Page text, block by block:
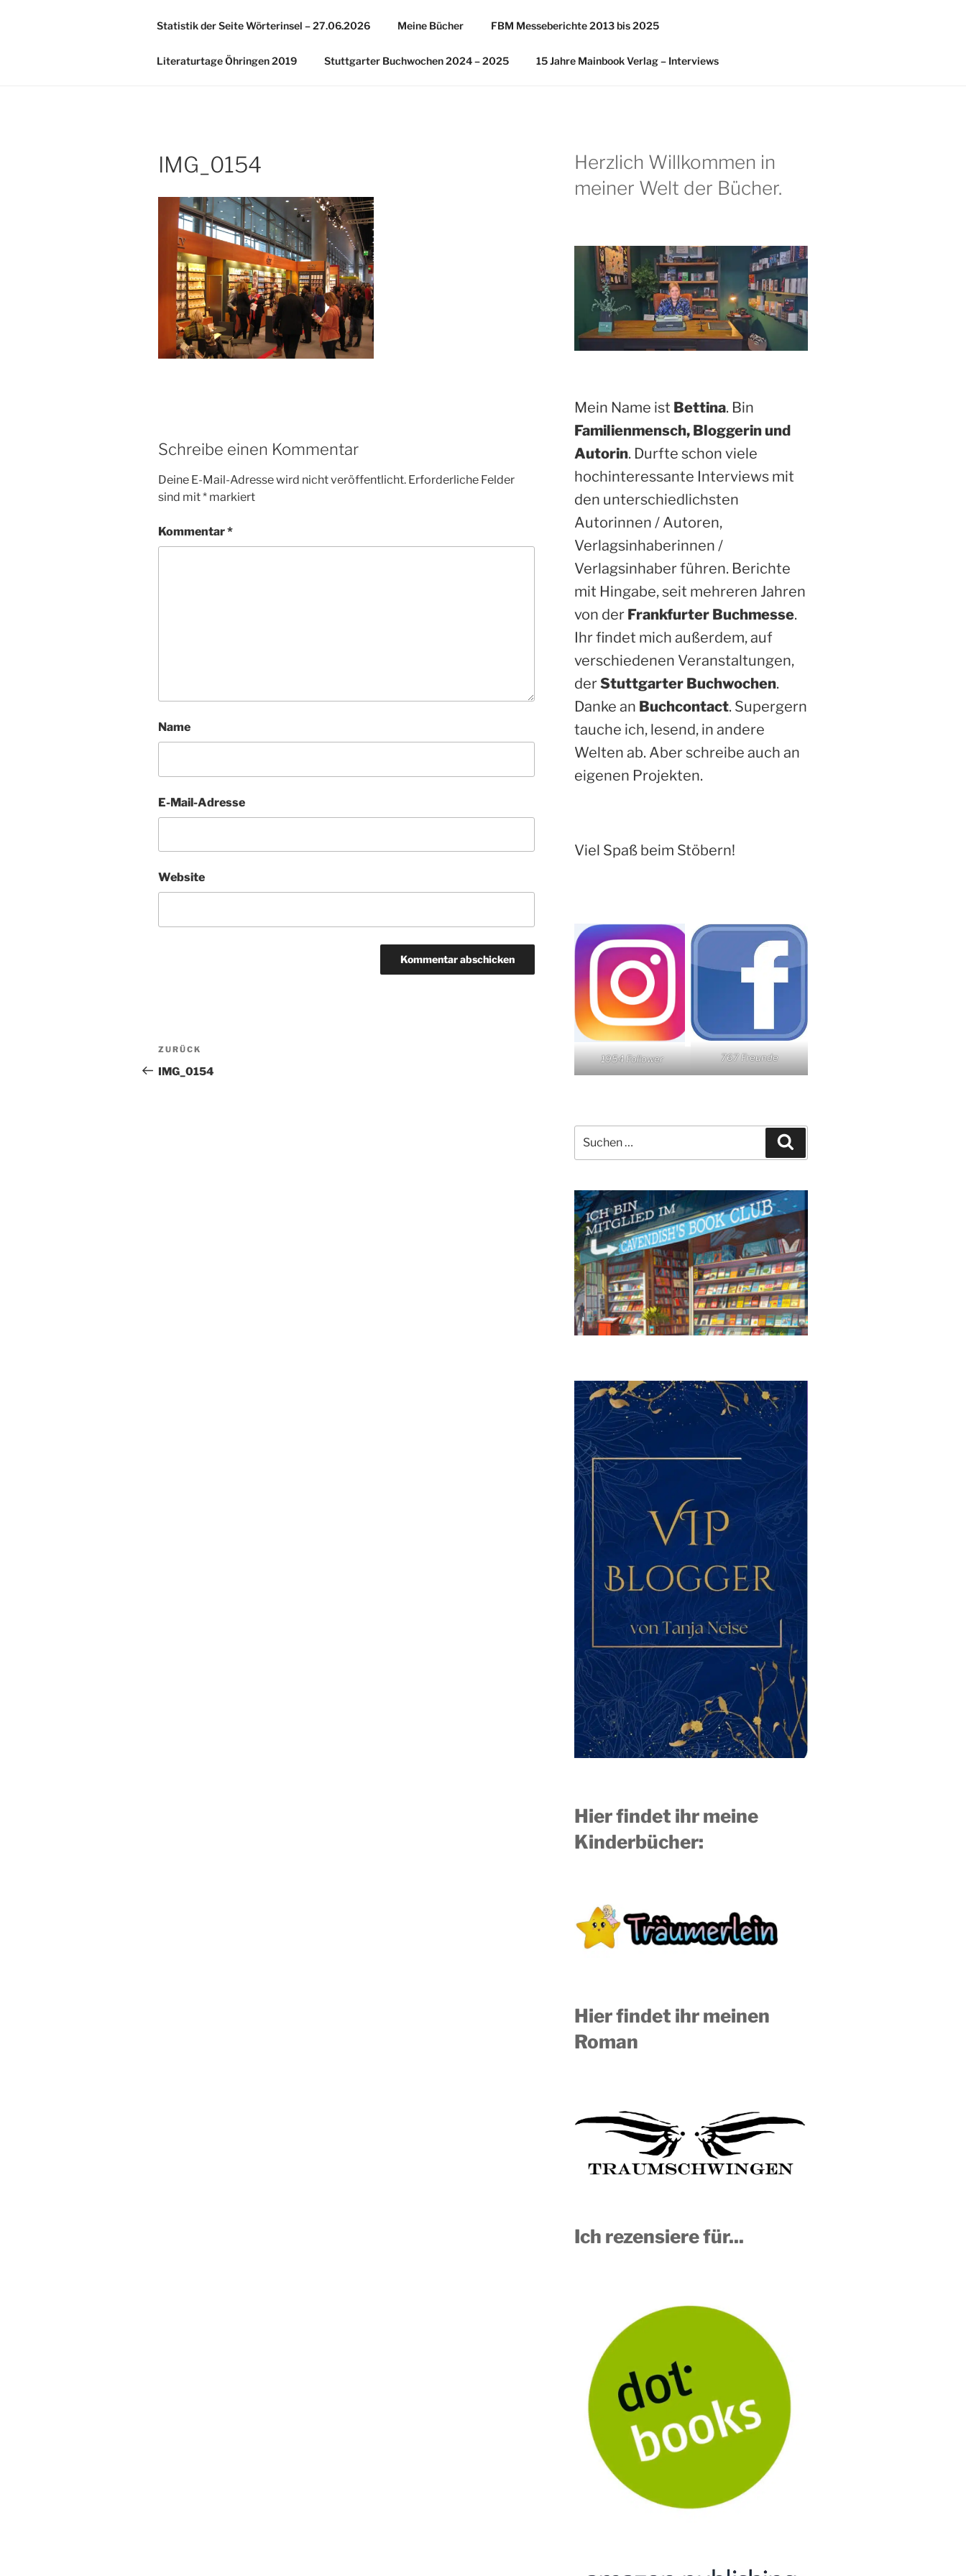
Statistik der Seite Wörterinsel – 27.06.2026 Meine Bücher FBM Messeberichte 2013 bis 2025
Literaturtage Öhringen 2019 Stuttgarter Buchwochen 2024 – 2025 15 Jahre Mainbook Verlag – Interviews
IMG_0154
Schreibe einen Kommentar
Deine E-Mail-Adresse wird nicht veröffentlicht. Erforderliche Felder
sind mit* markiert
Kommentar*
Name
E-Mail-Adresse
Website
Beitragsnavigation
Vorheriger
Beitrag
ZURÜCK
IMG_0154
Herzlich Willkommen in
meiner Welt der Bücher.
Mein Name ist Bettina. Bin
Familienmensch, Bloggerin und
Autorin. Durfte schon viele
hochinteressante Interviews mit
den unterschiedlichsten
Autorinnen / Autoren,
Verlagsinhaberinnen /
Verlagsinhaber führen. Berichte
mit Hingabe, seit mehreren Jahren
von der Frankfurter Buchmesse.
Ihr findet mich außerdem, auf
verschiedenen Veranstaltungen,
derStuttgarter Buchwochen.
Danke an Buchcontact. Supergern
tauche ich, lesend, in andere
Welten ab. Aber schreibe auch an
eigenen Projekten.
Viel Spaß beim Stöbern!
1954 Follower 767 Freunde
nach:
Hier findet ihr meine
Kinderbücher:
Hier findet ihr meinen
Roman
Ich rezensiere für...